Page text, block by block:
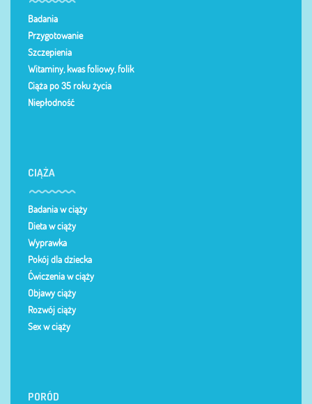
Badania
Przygotowanie
Szczepienia
Witaminy, kwas foliowy, folik
Ciąża po 35 roku życia
Niepłodność
CIĄŻA
Badania w ciąży
Dieta w ciąży
Wyprawka
Pokój dla dziecka
Ćwiczenia w ciąży
Objawy ciąży
Rozwój ciąży
Sex w ciąży
PORÓD